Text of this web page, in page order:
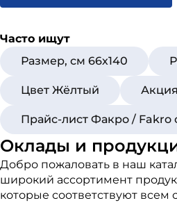
Часто ищут
Размер, см 66х140
Цвет Жёлтый
Прайс-лист Факро /
Оклады и
Добро пожаловать в наш
широкий ассортимент
которые соответствуют